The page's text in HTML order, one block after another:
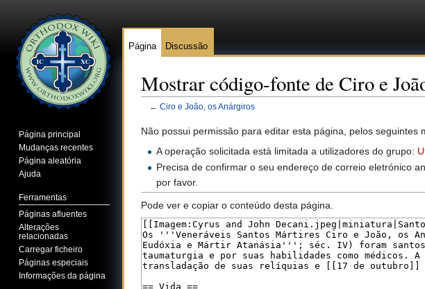
Mostrar código-fonte de Ciro e
← Ciro e João, os Anárgiros
Não possui permissão para editar esta página, pelos seguintes
A operação solicitada está limitada a utilizadores do grupo:
Precisa de confirmar o seu endereço de correio eletrónico
por favor.
Pode ver e copiar o conteúdo desta página.
Página Discussão
Página principal
Mudanças recentes
Página aleatória
Ajuda
Ferramentas
Páginas afluentes
Alterações
relacionadas
Carregar ficheiro
Páginas especiais
Informações da página